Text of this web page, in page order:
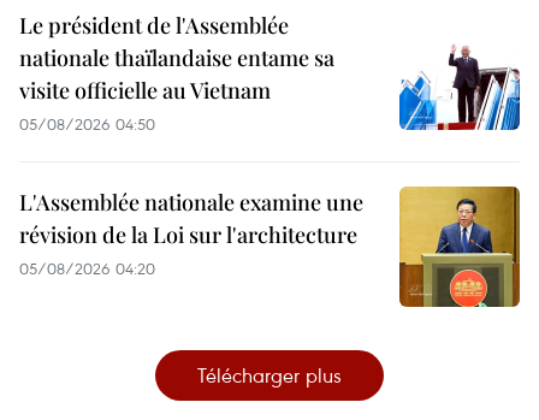
Le président de l'Assemblée
nationale thaïlandaise entame sa
visite officielle au Vietnam
05/08/2026 04:50
L'Assemblée nationale examine une
révision de la Loi sur l'architecture
05/08/2026 04:20
Télécharger plus